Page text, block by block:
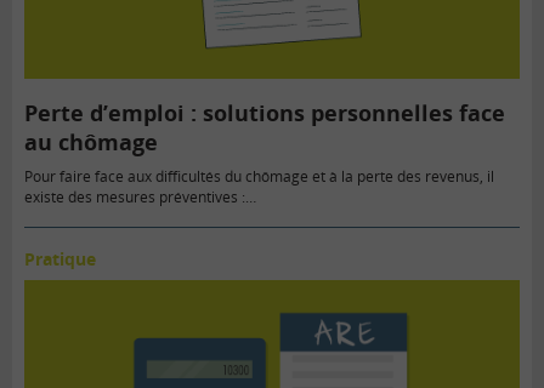
Perte d’emploi : solutions personnelles face
au chômage
Pour faire face aux difficultés du chômage et à la perte des revenus, il
existe des mesures préventives :…
Pratique